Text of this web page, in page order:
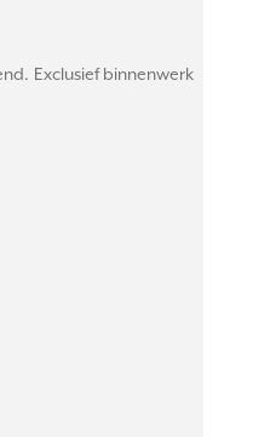
Exclusief binnenwerk